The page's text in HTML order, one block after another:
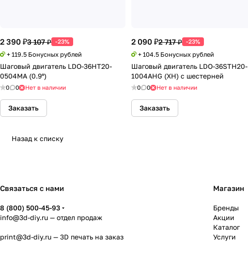
2 390 ₽3 107 ₽ -23%
+ 119.5 Бонусных рублей
Шаговый двигатель LDO-36HT20-
0504MA (0.9°)
0 0 Нет в наличии
Заказать
2 090 ₽2 717 ₽ -23%
+ 104.5 Бонусных рублей
Шаговый двигатель LDO-36STH20-
1004AHG (XH) с шестерней
0 0 Нет в наличии
Заказать
Назад к списку
Связаться с нами
8 (800) 500-45-93
info@3d-diy.ru — отдел продаж
print@3d-diy.ru — 3D печать на заказ
Магазин
Бренды
Акции
Каталог
Услуги